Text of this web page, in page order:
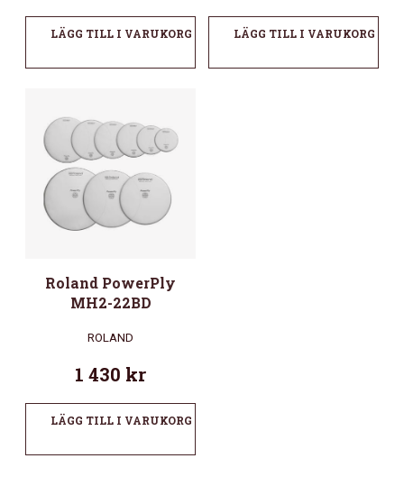
LÄGG TILL I VARUKORG LÄGG TILL I VARUKORG
Roland PowerPly
MH2-22BD
ROLAND
1 430 kr
LÄGG TILL I VARUKORG